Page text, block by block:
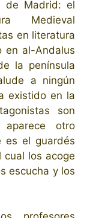
de Madrid: el
Medieval
en literatura
en al-Andalus
la península
a ningún
existido en la
son
aparece otro
es el guardés
los acoge
escucha y los